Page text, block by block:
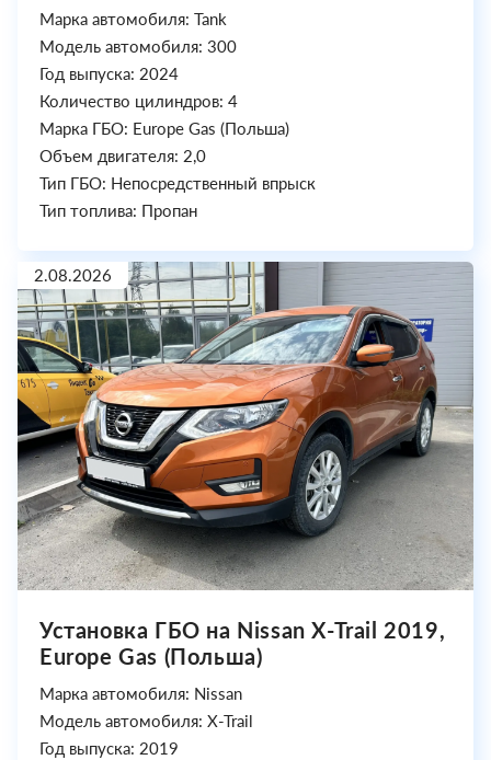
Марка автомобиля: Tank
Модель автомобиля: 300
Год выпуска: 2024
Количество цилиндров: 4
Марка ГБО: Europe Gas (Польша)
Объем двигателя: 2,0
Тип ГБО: Непосредственный впрыск
Тип топлива: Пропан
2.08.2026
Установка ГБО на Nissan X-Trail 2019,
Europe Gas (Польша)
Марка автомобиля: Nissan
Модель автомобиля: X-Trail
Год выпуска: 2019